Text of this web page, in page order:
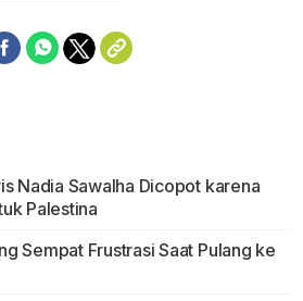
Nadia Sawalha Dicopot karena
Palestina
Sempat Frustrasi Saat Pulang ke